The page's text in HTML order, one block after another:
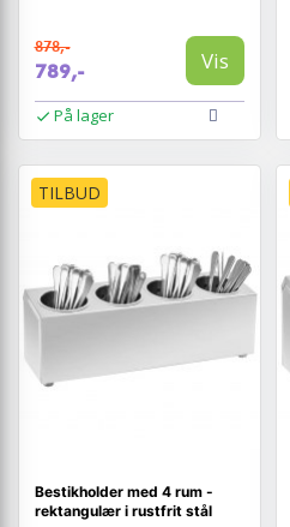
878,-
789,- Vis
På lager
TILBUD
Bestikholder med 4 rum -
rektangulær i rustfrit stål